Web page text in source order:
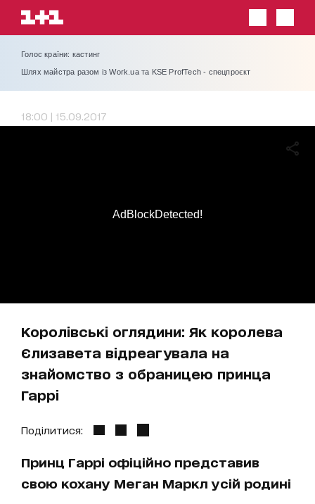
Голос країни: кастинг
Шлях майстра разом із Work.ua та KSE ProfTech - спецпроєкт
18:00 | 15.09.2017
Королівські оглядини: Як королева
Єлизавета відреагувала на
знайомство з обраницею принца
Гаррі
AdBlockDetected!
Поділитися:
Принц Гаррі офіційно представив
свою кохану Меган Маркл усій родині